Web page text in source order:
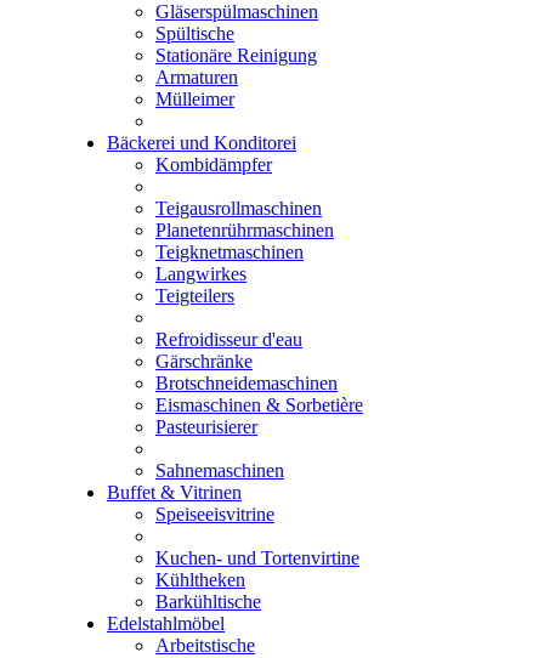
Gläserspülmaschinen
Spültische
Stationäre Reinigung
Armaturen
Mülleimer
Bäckerei und Konditorei
Kombidämpfer
Teigausrollmaschinen
Planetenrührmaschinen
Teigknetmaschinen
Langwirkes
Teigteilers
Refroidisseur d'eau
Gärschränke
Brotschneidemaschinen
Eismaschinen & Sorbetière
Pasteurisierer
Sahnemaschinen
Buffet & Vitrinen
Speiseeisvitrine
Kuchen- und Tortenvirtine
Kühltheken
Barkühltische
Edelstahlmöbel
Arbeitstische